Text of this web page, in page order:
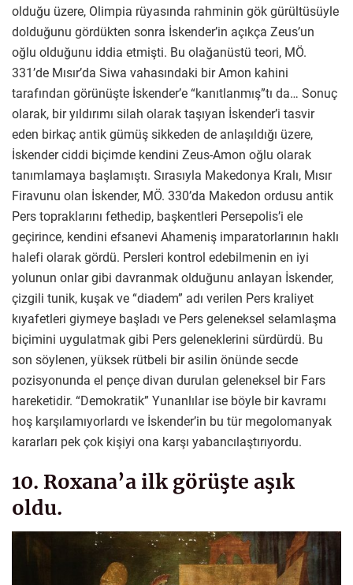
olduğu üzere, Olimpia rüyasında rahminin gök gürültüsüyle
dolduğunu gördükten sonra İskender’in açıkça Zeus’un
oğlu olduğunu iddia etmişti. Bu olağanüstü teori, MÖ.
331’de Mısır’da Siwa vahasındaki bir Amon kahini
tarafından görünüşte İskender’e “kanıtlanmış”tı da… Sonuç
olarak, bir yıldırımı silah olarak taşıyan İskender’i tasvir
eden birkaç antik gümüş sikkeden de anlaşıldığı üzere,
İskender ciddi biçimde kendini Zeus-Amon oğlu olarak
tanımlamaya başlamıştı. Sırasıyla Makedonya Kralı, Mısır
Firavunu olan İskender, MÖ. 330’da Makedon ordusu antik
Pers topraklarını fethedip, başkentleri Persepolis’i ele
geçirince, kendini efsanevi Ahameniş imparatorlarının haklı
halefi olarak gördü. Persleri kontrol edebilmenin en iyi
yolunun onlar gibi davranmak olduğunu anlayan İskender,
çizgili tunik, kuşak ve “diadem” adı verilen Pers kraliyet
kıyafetleri giymeye başladı ve Pers geleneksel selamlaşma
biçimini uygulatmak gibi Pers geleneklerini sürdürdü. Bu
son söylenen, yüksek rütbeli bir asilin önünde secde
pozisyonunda el pençe divan durulan geleneksel bir Fars
hareketidir. “Demokratik” Yunanlılar ise böyle bir kavramı
hoş karşılamıyorlardı ve İskender’in bu tür megolomanyak
kararları pek çok kişiyi ona karşı yabancılaştırıyordu.
10. Roxana’a ilk görüşte aşık
oldu.